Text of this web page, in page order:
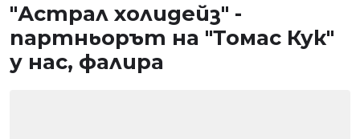
"Астрал холидейз" -
партньорът на "Томас Кук"
у нас, фалира